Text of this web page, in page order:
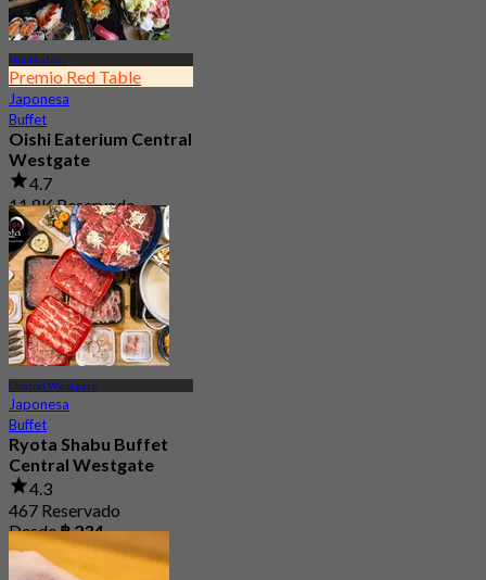
Nonthaburi
Premio Red Table
Japonesa
Buffet
Oishi Eaterium Central
Westgate
4.7
11.8K Reservado
Desde฿ 645
Central Westgate
Japonesa
Buffet
Ryota Shabu Buffet
Central Westgate
4.3
467 Reservado
Desde฿ 234